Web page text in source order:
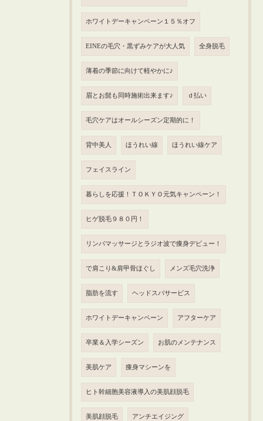
ホワイトデーキャンペーン１５％オフ
EINEの毛穴・黒ずみケアが大人気 全身脱毛
薄着の季節に向けて軽やかに♪
眉とお髭も同時施術出来ます♪ ｄ払い
毛穴ケアはオールシーズン定期的に！
背中美人 ほうれい線 ほうれい線ケア
フェイスライン
暮らしを応援！ＴＯＫＹＯ元気キャンペーン！
ヒゲ脱毛９８０円！
リンパマッサージとラジオ波で痩身デビュー！
で肩こり&肩甲骨ほぐし メンズ毛穴洗浄
脂肪を流す ヘッドスパサービス
ホワイトデーキャンペーン アフターケア
卒業＆入学シーズン お肌のメンテナンス
美肌ケア 痩身マシーンを
ヒト幹細胞美容液導入の美肌顔脱毛
美肌顔脱毛 アンチエイジング